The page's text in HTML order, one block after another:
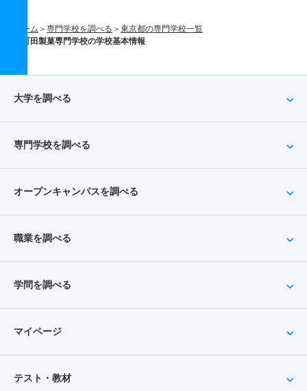
ホーム 専門学校を調べる
東京都の専門学校一覧
町田製菓専門学校の学校基本情報
大学を調べる
専門学校を調べる
オープンキャンパスを調べる
職業を調べる
学問を調べる
マイページ
テスト・教材